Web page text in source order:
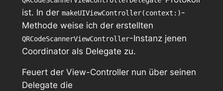
ist. In der makeUIViewController(context:)-
Methode weise ich der erstellten
QRCodeScannerViewController-Instanz jenen
Coordinator als Delegate zu.
Feuert der View-Controller nun über seinen
Delegate die